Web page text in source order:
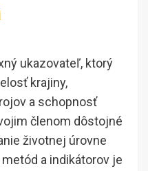
ukazovateľ, ktorý
krajiny,
a schopnosť
členom dôstojné
životnej úrovne
a indikátorov je